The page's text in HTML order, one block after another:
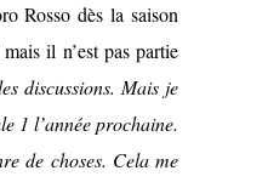
Rosso dès la saison
il n’est pas partie
discussions. Mais je
1 l’année prochaine.
de choses. Cela me